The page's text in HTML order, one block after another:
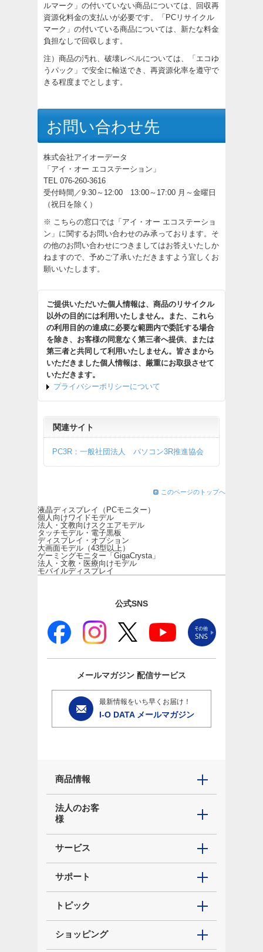
ルマーク」の付いていない商品については、回収再
資源化料金の支払いが必要です。「PCリサイクル
マーク」の付いている商品については、新たな料金
負担なしで回収します。
注）商品の汚れ、破壊レベルについては、「エコゆ
うパック」で安全に輸送でき、再資源化率を遵守で
きる程度までとします。
お問い合わせ先
株式会社アイオーデータ
「アイ・オー エコステーション」
TEL 076-260-3616
受付時間／9:30～12:00 13:00～17:00 月～金曜日
（祝日を除く）
※ こちらの窓口では「アイ・オー エコステーショ
ン」に関するお問い合わせのみ承っております。そ
の他のお問い合わせにつきましてはお答えいたしか
ねますので、予めご了承いただきますよう宜しくお
願いいたします。
ご提供いただいた個人情報は、商品のリサイクル
以外の目的には利用いたしません。また、これら
の利用目的の達成に必要な範囲内で委託する場合
を除き、お客様の同意なく第三者へ提供、または
第三者と共同して利用いたしません。皆さまから
いただきました個人情報は、厳重にお取扱させて
いただきます。
プライバシーポリシーについて
関連サイト
PC3R：一般社団法人 パソコン3R推進協会
このページのトップへ
液晶ディスプレイ（PCモニター）
個人向けワイドモデル
法人・文教向けスクエアモデル
タッチモデル・電子黒板
ディスプレイ・オプション
大画面モデル（43型以上）
ゲーミングモニター「GigaCrysta」
法人・文教・医療向けモデル
モバイルディスプレイ
公式SNS
メールマガジン 配信サービス
最新情報をいち早くお届け！
I-O DATA メールマガジン
商品情報
法人のお客
様
サービス
サポート
トピック
ショッピング